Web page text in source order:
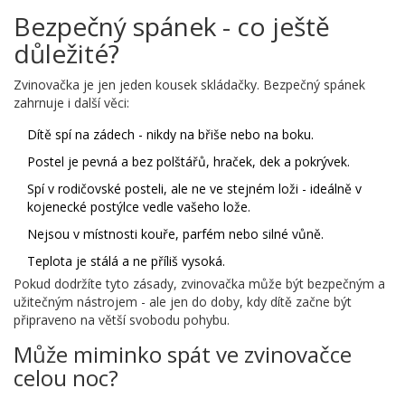
Bezpečný spánek - co ještě
důležité?
Zvinovačka je jen jeden kousek skládačky. Bezpečný spánek
zahrnuje i další věci:
Dítě spí na zádech - nikdy na břiše nebo na boku.
Postel je pevná a bez polštářů, hraček, dek a pokrývek.
Spí v rodičovské posteli, ale ne ve stejném loži - ideálně v
kojenecké postýlce vedle vašeho lože.
Nejsou v místnosti kouře, parfém nebo silné vůně.
Teplota je stálá a ne příliš vysoká.
Pokud dodržíte tyto zásady, zvinovačka může být bezpečným a
užitečným nástrojem - ale jen do doby, kdy dítě začne být
připraveno na větší svobodu pohybu.
Může miminko spát ve zvinovačce
celou noc?